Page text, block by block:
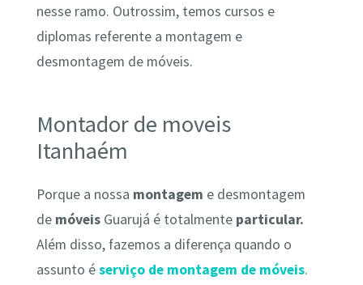
nesse ramo. Outrossim, temos cursos e
diplomas referente a montagem e
desmontagem de móveis.
Montador de moveis
Itanhaém
Porque a nossa montagem e desmontagem
de móveisGuarujá é totalmente particular.
Além disso, fazemos a diferença quando o
assunto éserviço de montagem de móveis.